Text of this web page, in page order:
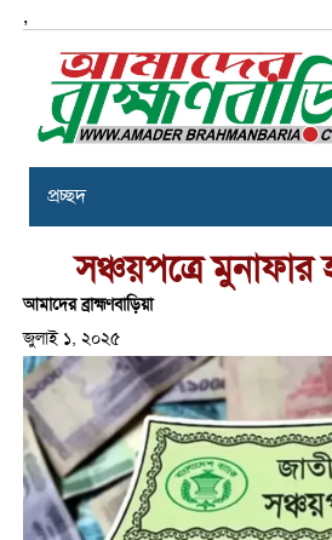
,
প্রচ্ছদ
সঞ্চয়পত্রে
আমাদের ব্রাহ্মণবাড়িয়া
জুলাই ১, ২০২৫